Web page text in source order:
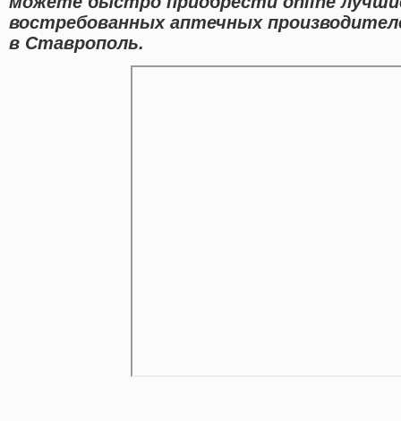
востребованных аптечных
в Ставрополь.